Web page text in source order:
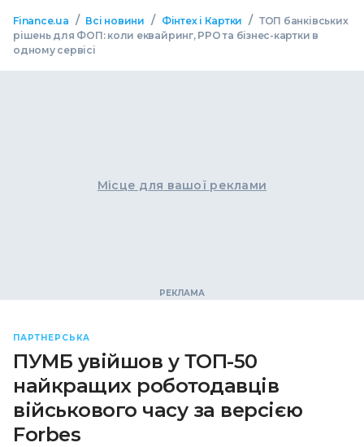
Finance.ua / Всі новини / Фінтех і Картки / ТОП банківських
рішень для ФОП: коли еквайринг, РРО та бізнес-картки в
одному сервісі
Місце для вашої реклами
ПАРТНЕРСЬКА
ПУМБ увійшов у ТОП-50
найкращих роботодавців
військового часу за версією
Forbes